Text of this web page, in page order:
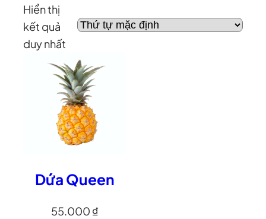
Hiển thị
kết quả
duy nhất
Dứa Queen
55.000 ₫